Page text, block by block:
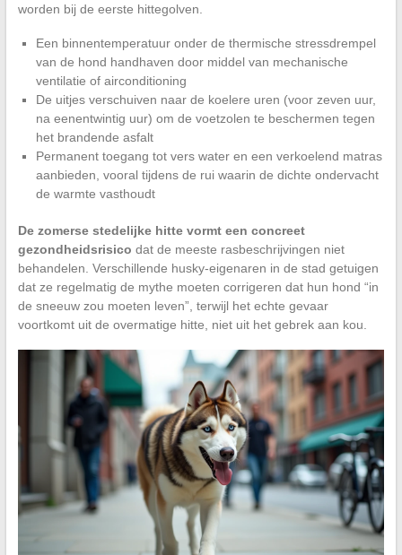
worden bij de eerste hittegolven.
Een binnentemperatuur onder de thermische stressdrempel
van de hond handhaven door middel van mechanische
ventilatie of airconditioning
De uitjes verschuiven naar de koelere uren (voor zeven uur,
na eenentwintig uur) om de voetzolen te beschermen tegen
het brandende asfalt
Permanent toegang tot vers water en een verkoelend matras
aanbieden, vooral tijdens de rui waarin de dichte ondervacht
de warmte vasthoudt
De zomerse stedelijke hitte vormt een concreet
gezondheidsrisico dat de meeste rasbeschrijvingen niet
behandelen. Verschillende husky-eigenaren in de stad getuigen
dat ze regelmatig de mythe moeten corrigeren dat hun hond “in
de sneeuw zou moeten leven”, terwijl het echte gevaar
voortkomt uit de overmatige hitte, niet uit het gebrek aan kou.